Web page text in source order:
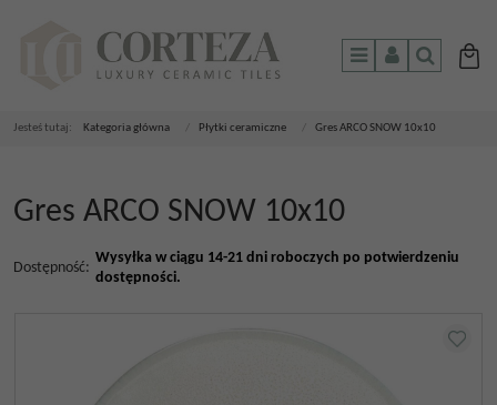
MenuPanelSzukaj
Jesteś tutaj: Kategoria główna Płytki ceramiczne Gres ARCO SNOW 10x10
Gres ARCO SNOW 10x10
Dostępność:
Wysyłka w ciągu 14-21 dni roboczych po potwierdzeniu
dostępności.